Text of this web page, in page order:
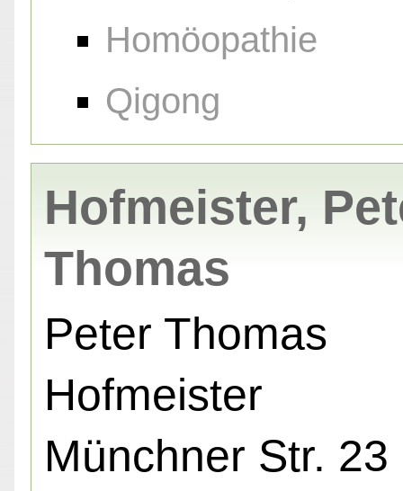
Homöopathie
Qigong
Hofmeister,
Thomas
Peter Thomas
Hofmeister
Münchner Str. 23